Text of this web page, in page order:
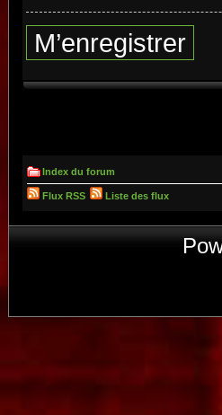
M’enregistrer
Index du forum
Flux RSS Liste des flux